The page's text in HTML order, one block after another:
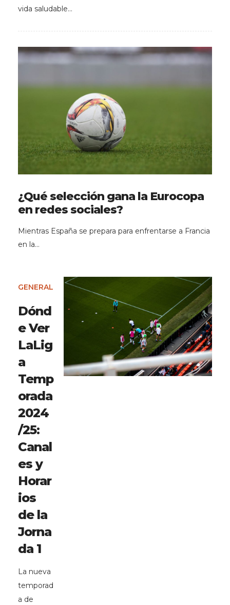
vida saludable…
¿Qué selección gana la Eurocopa
en redes sociales?
Mientras España se prepara para enfrentarse a Francia
en la…
GENERAL
Dónd
e Ver
LaLig
a
Temp
orada
2024
/25:
Canal
es y
Horar
ios
de la
Jorna
da 1
La nueva
temporad
a de